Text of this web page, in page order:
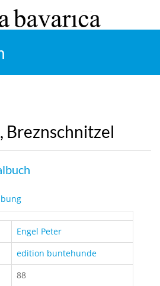
Breznschnitzel
Engel Peter
edition buntehunde
88